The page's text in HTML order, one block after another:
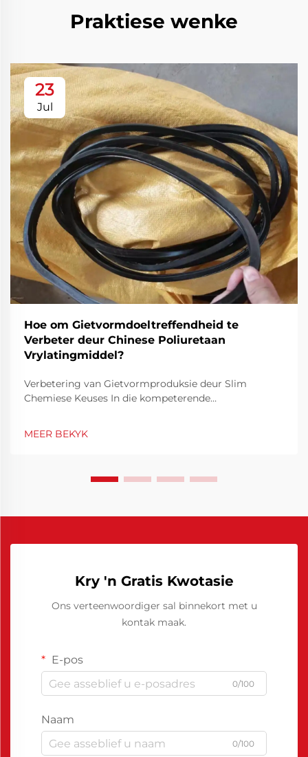
Praktiese wenke
23
Jul
Hoe om Gietvormdoeltreffendheid te
Verbeter deur Chinese Poliuretaan
Vrylatingmiddel?
Verbetering van Gietvormproduksie deur Slim
Chemiese Keuses In die kompeterende
prioriteit nie, maar ook 'n finansiële noodsaaklikheid.
MEER BEKYK
Kry 'n Gratis Kwotasie
Ons verteenwoordiger sal binnekort met u
kontak maak.
E-pos
0/100
Naam
0/100